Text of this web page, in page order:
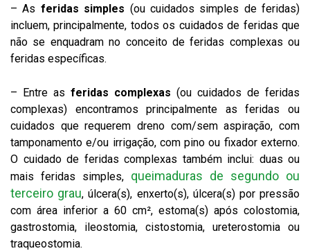
– As feridas simples (ou cuidados simples de feridas)
incluem, principalmente, todos os cuidados de feridas que
não se enquadram no conceito de feridas complexas ou
feridas específicas.
– Entre as feridas complexas (ou cuidados de feridas
complexas) encontramos principalmente as feridas ou
cuidados que requerem dreno com/sem aspiração, com
tamponamento e/ou irrigação, com pino ou fixador externo.
O cuidado de feridas complexas também inclui: duas ou
mais feridas simples, queimaduras de segundo ou
terceiro grau, úlcera(s), enxerto(s), úlcera(s) por pressão
com área inferior a 60 cm², estoma(s) após colostomia,
gastrostomia, ileostomia, cistostomia, ureterostomia ou
traqueostomia.